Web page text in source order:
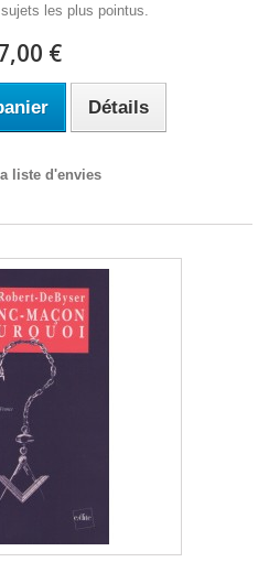
les plus pointus.
€
Détails
liste d'envies